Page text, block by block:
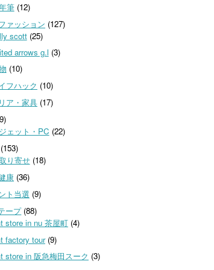
筆(12)
ァッション (127)
scott(25)
arrows g.l (3)
(10)
フハック (10)
ア・家具(17)
ェット・PC (22)
(153)
り寄せ(18)
康(36)
ト当選 (9)
ープ(88)
store in nu 茶屋町(4)
factory tour(9)
store in 阪急梅田スーク (3)